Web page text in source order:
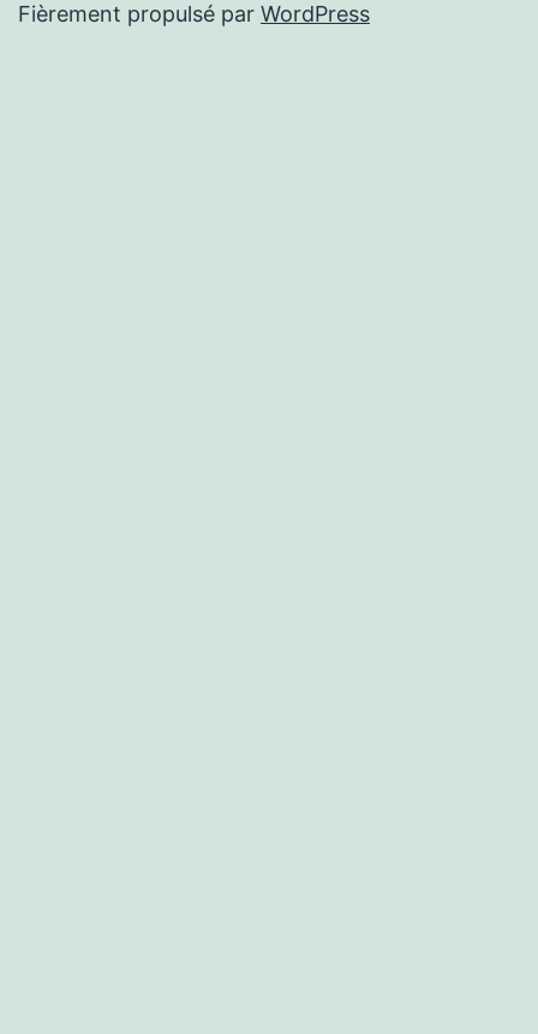
Fièrement propulsé par WordPress